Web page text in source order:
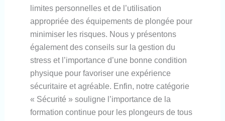
limites personnelles et de l’utilisation
appropriée des équipements de plongée pour
minimiser les risques. Nous y présentons
également des conseils sur la gestion du
stress et l’importance d’une bonne condition
physique pour favoriser une expérience
sécuritaire et agréable. Enfin, notre catégorie
« Sécurité » souligne l’importance de la
formation continue pour les plongeurs de tous